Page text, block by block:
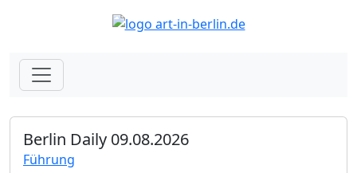
Berlin Daily 09.08.2026
Führung